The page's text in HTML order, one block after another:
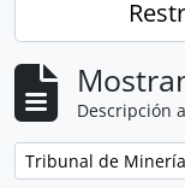
Descripción
Remove filter:
Tribunal de Minería